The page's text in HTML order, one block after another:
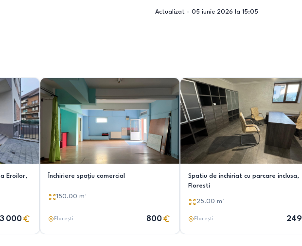
Actualizat - 05 iunie 2026 la 15:05
Eroilor,
3 000
Închiriere spațiu comercial
150.00 m²
Florești 800
Spatiu de inchiriat cu parcare inclusa,
Floresti
25.00 m²
Florești 249